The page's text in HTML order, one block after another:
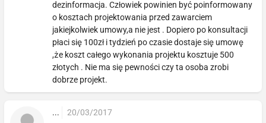
dezinformacja. Człowiek powinien być poinformowany
o kosztach projektowania przed zawarciem
jakiejkolwiek umowy,a nie jest . Dopiero po konsultacji
płaci się 100zł i tydzień po czasie dostaje się umowę
,że koszt całego wykonania projektu kosztuje 500
złotych . Nie ma się pewności czy ta osoba zrobi
dobrze projekt.
... 20/03/2017